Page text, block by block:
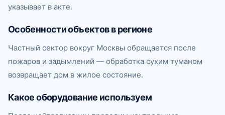
указывает в акте.
Особенности объектов в регионе
Частный сектор вокруг Москвы обращается после
пожаров и задымлений — обработка сухим туманом
возвращает дом в жилое состояние.
Какое оборудование используем